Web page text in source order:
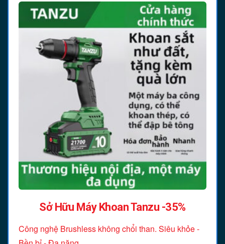
Sở Hữu Máy Khoan Tanzu -35%
Công nghệ Brushless không chổi than. Siêu khỏe -